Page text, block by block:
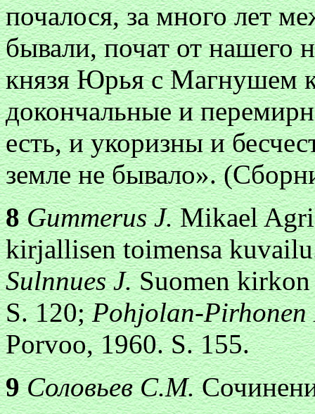
почалося, за много лет
бывали, почат от нашего
князя Юрья с Магнушем
докончальные и
есть, и укоризны и
земле не бывало».
8Gummerus J.Mikael
kirjallisen toimensa
Sulnnues J.Suomen kirkon
S. 120;Pohjolan-
Porvoo, 1960. S. 155.
9Соловьев С.М.